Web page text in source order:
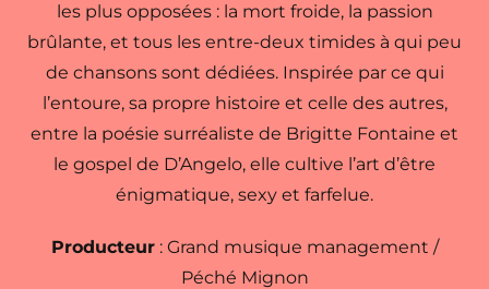
les plus opposées : la mort froide, la passion
brûlante, et tous les entre-deux timides à qui peu
de chansons sont dédiées. Inspirée par ce qui
l’entoure, sa propre histoire et celle des autres,
entre la poésie surréaliste de Brigitte Fontaine et
le gospel de D’Angelo, elle cultive l’art d’être
énigmatique, sexy et farfelue.
Producteur: Grand musique management /
Péché Mignon